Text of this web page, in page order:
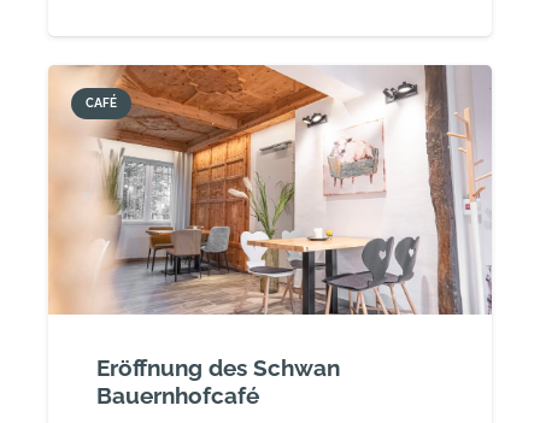
CAFÉ
Eröffnung des Schwan
Bauernhofcafé